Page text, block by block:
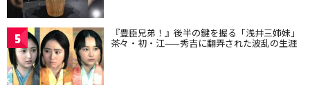
5 『豊臣兄弟！』後半の鍵を握る「浅井三姉妹」
茶々・初・江——秀吉に翻弄された波乱の生涯